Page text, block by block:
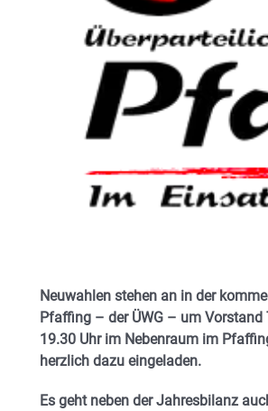
Neuwahlen stehen an in der
Pfaffing – der ÜWG – um Vorstand
19.30 Uhr im Nebenraum im
herzlich dazu eingeladen.
Es geht neben der Jahresbilanz